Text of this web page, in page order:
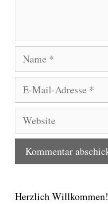
Mail-
Adresse
Herzlich Willkommen!